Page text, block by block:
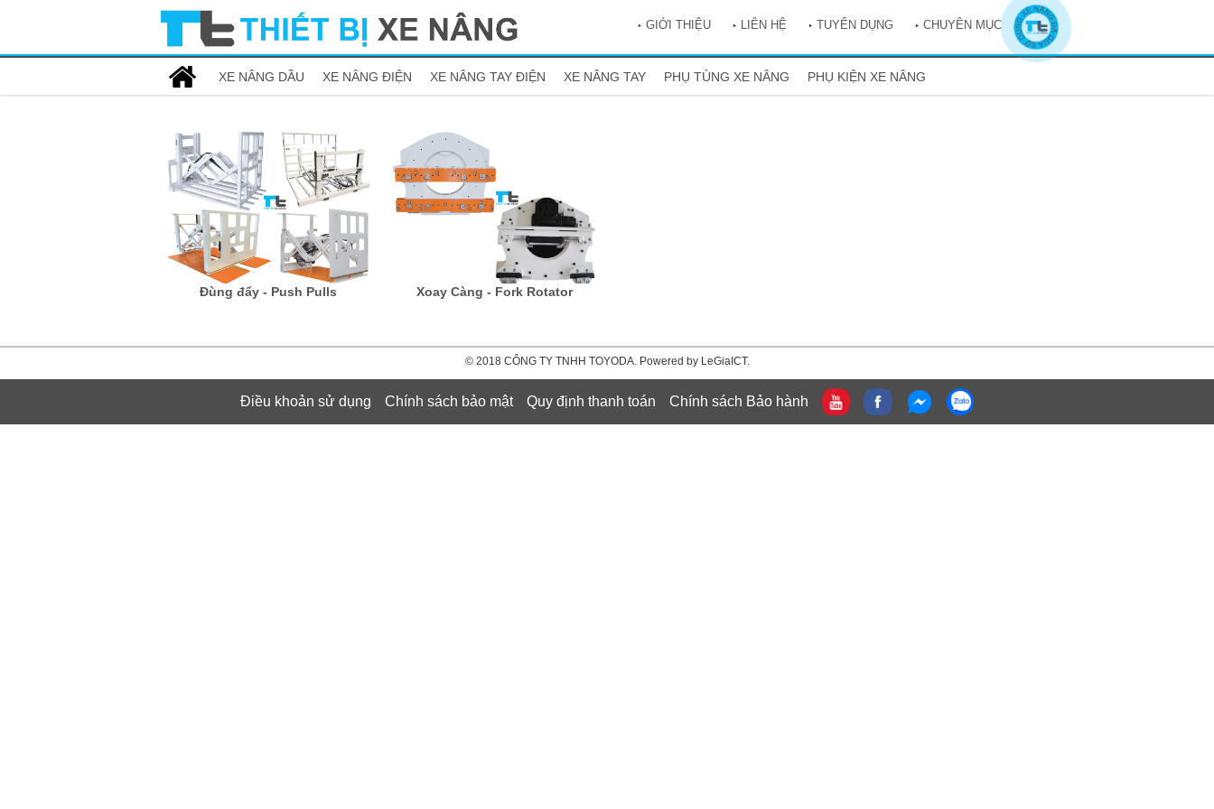
GIỚI THIỆU LIÊN HỆ TUYỂN DỤNG CHUYÊN MỤC
XE NÂNG DẦU XE NÂNG ĐIỆN XE NÂNG TAY ĐIỆN XE NÂNG TAY PHỤ TÙNG XE NÂNG PHỤ KIỆN XE NÂNG
Đùng đẩy - Push Pulls Xoay Càng - Fork Rotator
© 2018 CÔNG TY TNHH TOYODA. Powered by LeGiaICT.
Điều khoản sử dụng Chính sách bảo mật Quy định thanh toán Chính sách Bảo hành